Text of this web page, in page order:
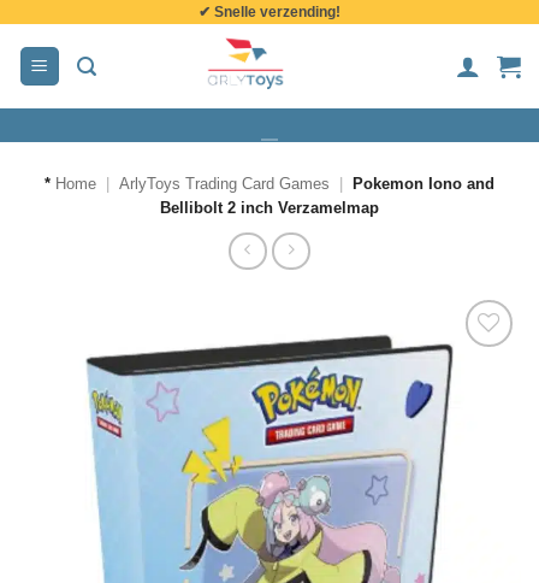
inhoud
✔ Snelle verzending!
* Home ArlyToys Trading Card Games
Pokemon Iono and
Bellibolt 2 inch Verzamelmap